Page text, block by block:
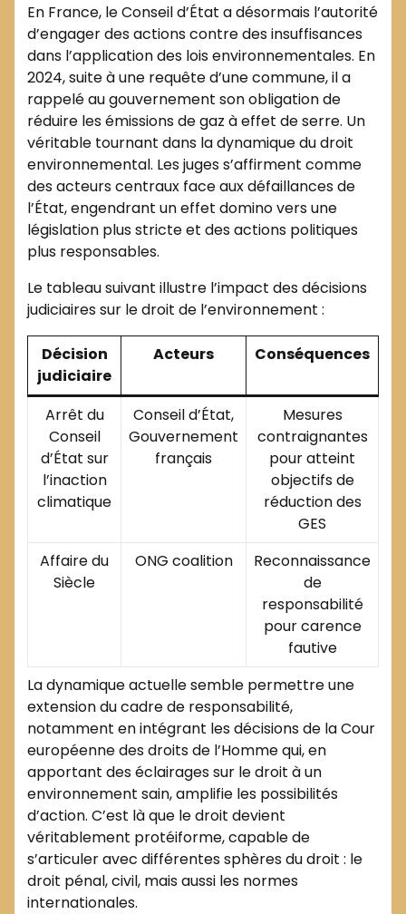
En France, le Conseil d’État a désormais l’autorité
d’engager des actions contre des insuffisances
dans l’application des lois environnementales. En
2024, suite à une requête d’une commune, il a
rappelé au gouvernement son obligation de
réduire les émissions de gaz à effet de serre. Un
véritable tournant dans la dynamique du droit
environnemental. Les juges s’affirment comme
des acteurs centraux face aux défaillances de
l’État, engendrant un effet domino vers une
législation plus stricte et des actions politiques
plus responsables.
Le tableau suivant illustre l’impact des décisions
judiciaires sur le droit de l’environnement :
Décision
judiciaire
Acteurs Conséquences
Arrêt du
Conseil
d’État sur
l’inaction
climatique
Conseil d’État,
Gouvernement
français
Mesures
contraignantes
pour atteint
objectifs de
réduction des
GES
Affaire du
Siècle
ONG coalition
Reconnaissance
de
responsabilité
pour carence
fautive
La dynamique actuelle semble permettre une
extension du cadre de responsabilité,
notamment en intégrant les décisions de la Cour
européenne des droits de l’Homme qui, en
apportant des éclairages sur le droit à un
environnement sain, amplifie les possibilités
d’action. C’est là que le droit devient
véritablement protéiforme, capable de
s’articuler avec différentes sphères du droit : le
droit pénal, civil, mais aussi les normes
internationales.